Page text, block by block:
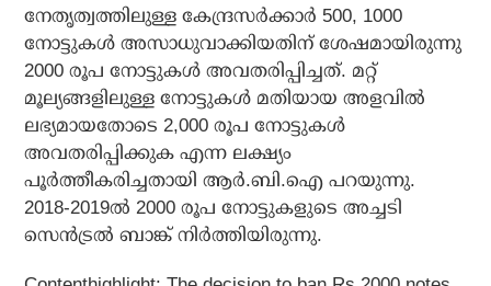
നേതൃത്വത്തിലുള്ള കേന്ദ്രസര്‍ക്കാര്‍ 500, 1000
നോട്ടുകള്‍ അസാധുവാക്കിയതിന് ശേഷമായിരുന്നു
2000 രൂപ നോട്ടുകള്‍ അവതരിപ്പിച്ചത്. മറ്റ്
മൂല്യങ്ങളിലുള്ള നോട്ടുകള്‍ മതിയായ അളവില്‍
ലഭ്യമായതോടെ 2,000 രൂപ നോട്ടുകള്‍
അവതരിപ്പിക്കുക എന്ന ലക്ഷ്യം
പൂര്‍ത്തീകരിച്ചതായി ആര്‍.ബി.ഐ പറയുന്നു.
2018-2019ല്‍ 2000 രൂപ നോട്ടുകളുടെ അച്ചടി
സെന്‍ട്രല്‍ ബാങ്ക് നിര്‍ത്തിയിരുന്നു.